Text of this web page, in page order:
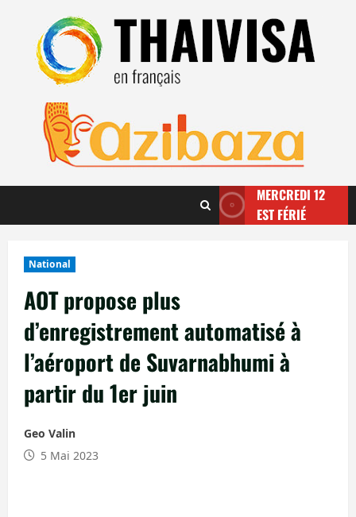
contenu
MERCREDI 12
EST FÉRIÉ
National
AOT propose plus
d’enregistrement automatisé à
l’aéroport de Suvarnabhumi à
partir du 1er juin
Geo Valin
5 Mai 2023